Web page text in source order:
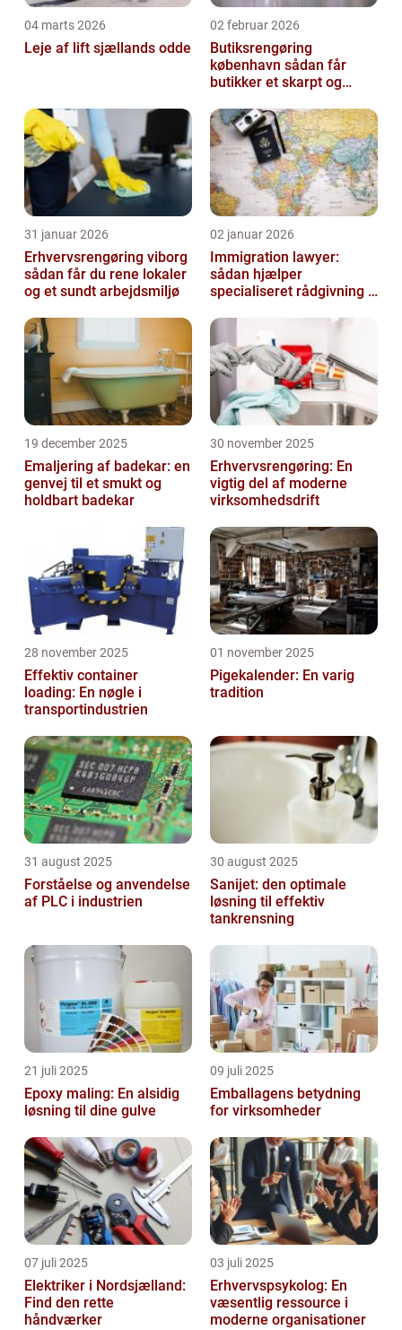
04 marts 2026
Leje af lift sjællands odde
02 februar 2026
Butiksrengøring
københavn sådan får
butikker et skarpt og
31 januar 2026
Erhvervsrengøring viborg
sådan får du rene lokaler
og et sundt arbejdsmiljø
02 januar 2026
Immigration lawyer:
sådan hjælper
specialiseret rådgivning i
19 december 2025
Emaljering af badekar: en
genvej til et smukt og
holdbart badekar
30 november 2025
Erhvervsrengøring: En
vigtig del af moderne
virksomhedsdrift
28 november 2025
Effektiv container
loading: En nøgle i
transportindustrien
01 november 2025
Pigekalender: En varig
tradition
31 august 2025
Forståelse og anvendelse
af PLC i industrien
30 august 2025
Sanijet: den optimale
løsning til effektiv
tankrensning
21 juli 2025
Epoxy maling: En alsidig
løsning til dine gulve
09 juli 2025
Emballagens betydning
for virksomheder
07 juli 2025
Elektriker i Nordsjælland:
Find den rette
håndværker
03 juli 2025
Erhvervspsykolog: En
væsentlig ressource i
moderne organisationer